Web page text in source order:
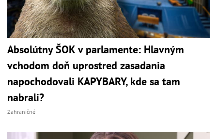
Absolútny ŠOK v parlamente: Hlavným
vchodom doň uprostred zasadania
napochodovali KAPYBARY, kde sa tam
nabrali?
Zahraničné